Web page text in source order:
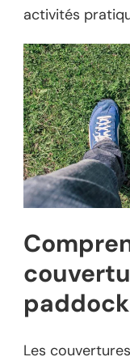
activités
paddock
Les